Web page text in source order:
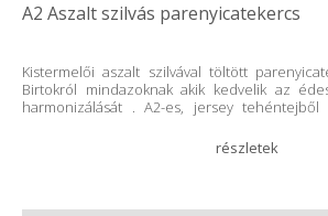
A2 Aszalt szilvás parenyicatekercs
Kistermelői aszalt szilvával töltött
Birtokról mindazoknak akik kedvelik az
harmonizálását . A2-es, jersey
Minden termékünk tartósítószer- és
Összetevők: pasztőrözött teljes tehéntej, 1,3